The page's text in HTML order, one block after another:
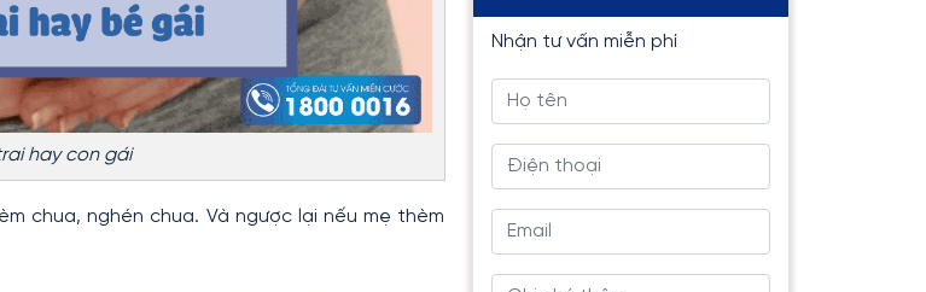
hay con gái
chua, nghén chua. Và ngược lại nếu mẹ thèm
Nhận tư vấn miễn phí